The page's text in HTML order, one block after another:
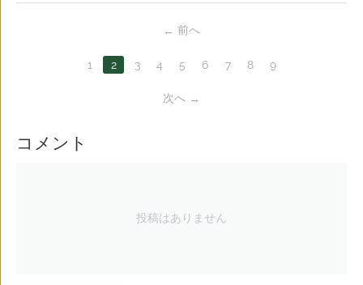
前へ
1 2 3 4 5 6 7 8 9
次へ
コメント
投稿はありません